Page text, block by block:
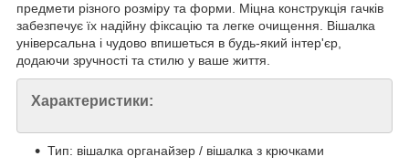
предмети різного розміру та форми. Міцна конструкція гачків
забезпечує їх надійну фіксацію та легке очищення. Вішалка
універсальна і чудово впишеться в будь-який інтер'єр,
додаючи зручності та стилю у ваше життя.
Характеристики:
Тип: вішалка органайзер / вішалка з крючками